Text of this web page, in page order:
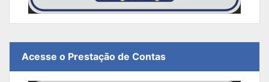
Acesse o Prestação de Contas